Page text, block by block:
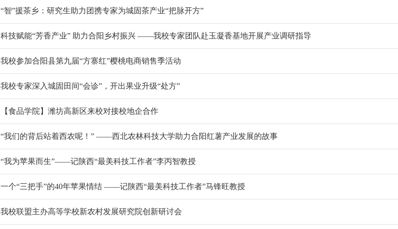
“智”援茶乡：研究生助力团携专家为城固茶产业“把脉开方”
科技赋能“芳香产业” 助力合阳乡村振兴 ——我校专家团队赴玉凝香基地开展产业调研指导
我校参加合阳县第九届“方寨红”樱桃电商销售季活动
我校专家深入城固田间“会诊”，开出果业升级“处方”
【食品学院】潍坊高新区来校对接校地企合作
“我们的背后站着西农呢！” ——西北农林科技大学助力合阳红薯产业发展的故事
“我为苹果而生”——记陕西“最美科技工作者”李丙智教授
一个“三把手”的40年苹果情结 ——记陕西“最美科技工作者”马锋旺教授
我校联盟主办高等学校新农村发展研究院创新研讨会